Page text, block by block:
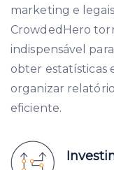
marketing e
CrowdedHero
indispensável
obter estatísticas
organizar
eficiente.